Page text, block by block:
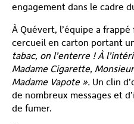
engagement dans le cadre
À Quévert, l’équipe a
cercueil en carton portant
tabac, on l’enterre ! À
Madame Cigarette,
Madame Vapote ». Un clin
de nombreux messages et
de fumer.